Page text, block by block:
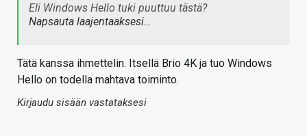
Eli Windows Hello tuki puuttuu tästä?
Napsauta laajentaaksesi…
Tätä kanssa ihmettelin. Itsellä Brio 4K ja tuo Windows
Hello on todella mahtava toiminto.
Kirjaudu sisään vastataksesi